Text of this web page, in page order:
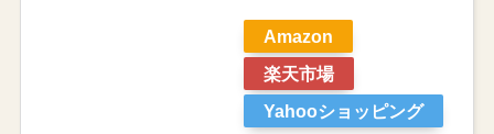
Amazon
楽天市場
Yahooショッピング